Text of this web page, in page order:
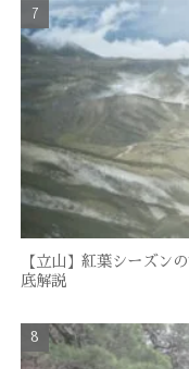
【立山】紅葉シーズン
底解説